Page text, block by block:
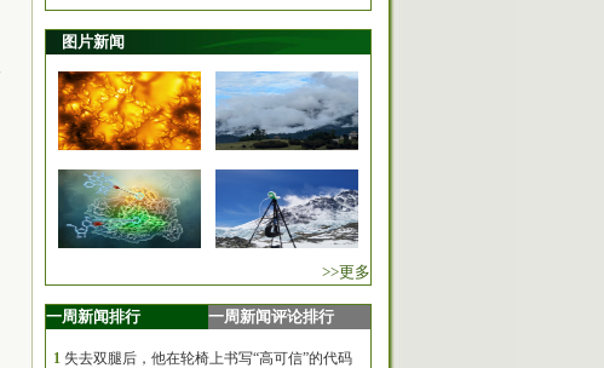
图片新闻
>>更多
一周新闻排行 一周新闻评论排行
1 失去双腿后，他在轮椅上书写“高可信”的代码